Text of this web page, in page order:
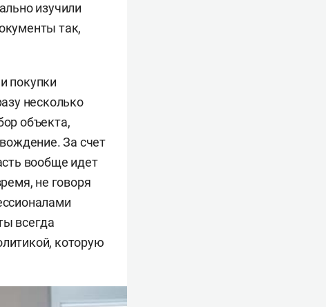
изучили
так,
покупки
несколько
объекта,
За счет
вообще идет
не говоря
всегда
которую